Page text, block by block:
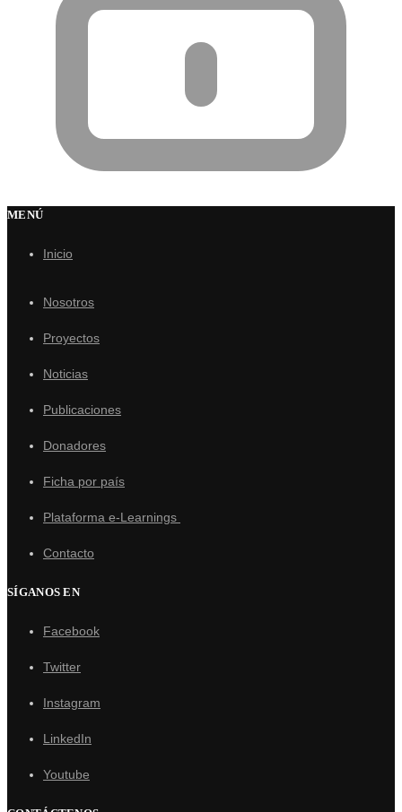
MENÚ
Inicio
Nosotros
Proyectos
Noticias
Publicaciones
Donadores
Ficha por país
Plataforma e-Learnings
Contacto
SÍGANOS EN
Facebook
Twitter
Instagram
LinkedIn
Youtube